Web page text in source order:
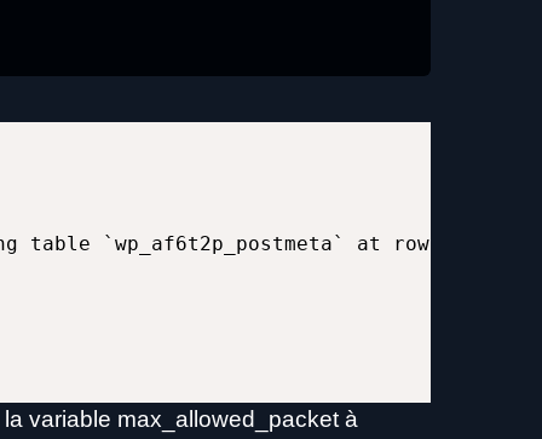
table `wp_af6t2p_postmeta` at row: 42146
variable max_allowed_packet à